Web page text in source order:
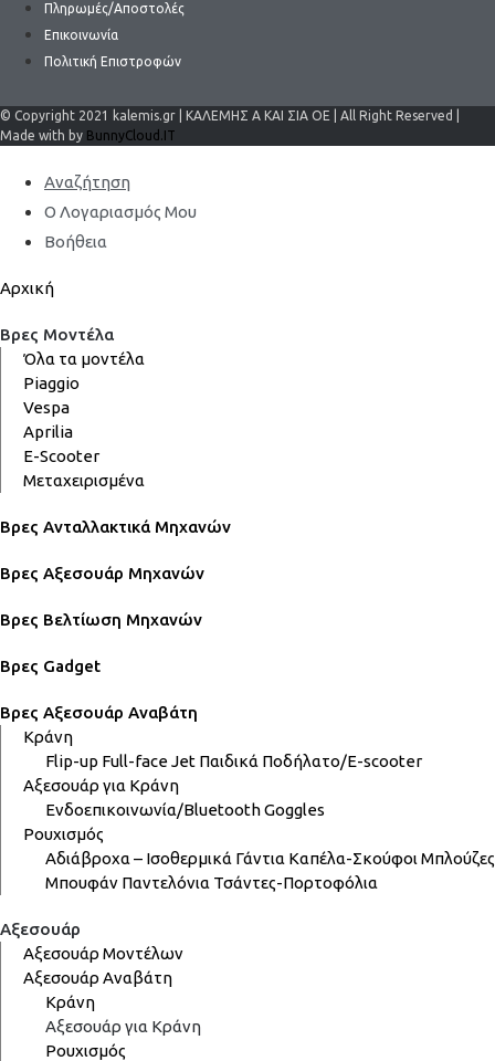
Πληρωμές/Αποστολές
Επικοινωνία
Πολιτική Επιστροφών
© Copyright 2021 kalemis.gr | ΚΑΛΕΜΗΣ Α ΚΑΙ ΣΙΑ ΟΕ | All Right Reserved |
Made with by BunnyCloud.IT
Αναζήτηση
Ο Λογαριασμός Μου
Βοήθεια
Αρχική
Βρες Μοντέλα
Όλα τα μοντέλα
Piaggio
Vespa
Aprilia
E-Scooter
Μεταχειρισμένα
Βρες Ανταλλακτικά Μηχανών
Βρες Αξεσουάρ Μηχανών
Βρες Βελτίωση Μηχανών
Βρες Gadget
Βρες Αξεσουάρ Αναβάτη
Κράνη
Flip-up Full-faceJet Παιδικά Ποδήλατο/E-scooter
Αξεσουάρ για Κράνη
Ενδοεπικοινωνία/BluetoothGoggles
Ρουχισμός
Αδιάβροχα – Ισοθερμικά Γάντια Καπέλα-Σκούφοι Μπλούζες
Μπουφάν Παντελόνια Τσάντες-Πορτοφόλια
Αξεσουάρ
Αξεσουάρ Μοντέλων
Αξεσουάρ Αναβάτη
Κράνη
Αξεσουάρ για Κράνη
Ρουχισμός